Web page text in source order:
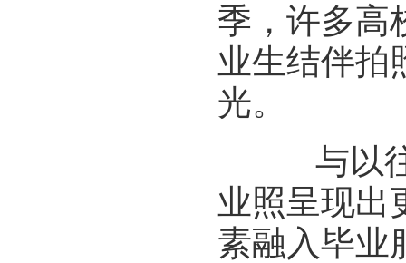
季，许多高
业生结伴拍
光。
与以往
业照呈现出
素融入毕业